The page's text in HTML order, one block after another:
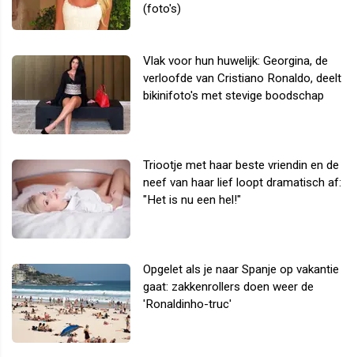
(foto's)
Vlak voor hun huwelijk: Georgina, de
verloofde van Cristiano Ronaldo, deelt
bikinifoto's met stevige boodschap
Triootje met haar beste vriendin en de
neef van haar lief loopt dramatisch af:
"Het is nu een hel!"
Opgelet als je naar Spanje op vakantie
gaat: zakkenrollers doen weer de
'Ronaldinho-truc'